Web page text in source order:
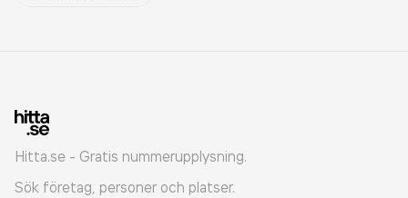
Hitta.se - Gratis nummerupplysning.
Sök företag, personer och platser.